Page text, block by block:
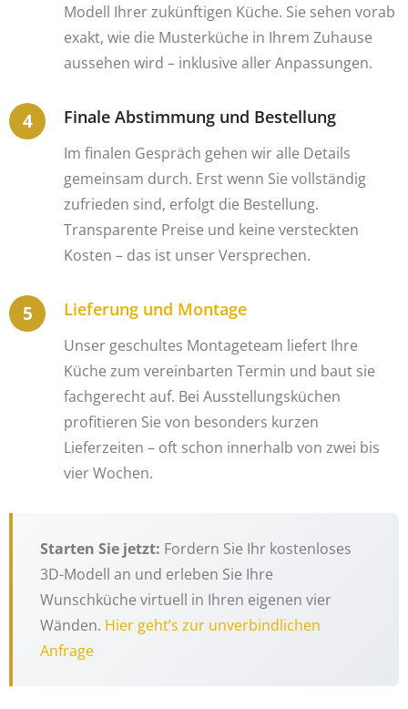
Modell Ihrer zukünftigen Küche. Sie sehen vorab
exakt, wie die Musterküche in Ihrem Zuhause
aussehen wird – inklusive aller Anpassungen.
Finale Abstimmung und Bestellung
Im finalen Gespräch gehen wir alle Details
gemeinsam durch. Erst wenn Sie vollständig
zufrieden sind, erfolgt die Bestellung.
Transparente Preise und keine versteckten
Kosten – das ist unser Versprechen.
Lieferung und Montage
Unser geschultes Montageteam liefert Ihre
Küche zum vereinbarten Termin und baut sie
fachgerecht auf. Bei Ausstellungsküchen
profitieren Sie von besonders kurzen
Lieferzeiten – oft schon innerhalb von zwei bis
vier Wochen.
Starten Sie jetzt: Fordern Sie Ihr kostenloses
3D-Modell an und erleben Sie Ihre
Wunschküche virtuell in Ihren eigenen vier
Wänden. Hier geht’s zur unverbindlichen
Anfrage